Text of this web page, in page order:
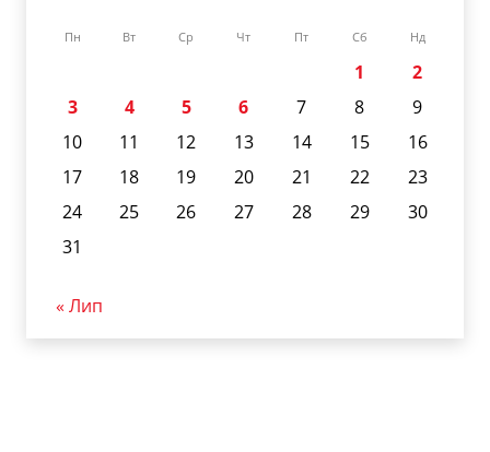
Пн Вт Ср Чт Пт Сб Нд
1
2
3
4 5 6 7 8
9
10
11 12 13 14 15
16
17
18 19 20 21 22
23
24
25 26 27 28 29
30
31
« Лип